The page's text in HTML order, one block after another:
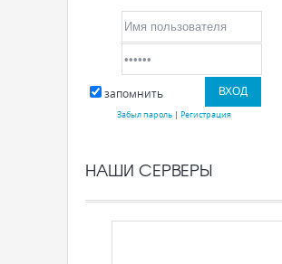
запомнить
Забыл пароль| Регистрация
НАШИ СЕРВЕРЫ